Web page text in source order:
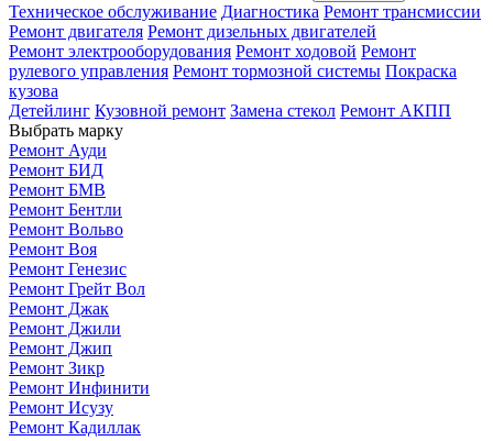
Техническое обслуживание Диагностика Ремонт трансмиссии
Ремонт двигателя Ремонт дизельных двигателей
Ремонт электрооборудования Ремонт ходовой Ремонт
рулевого управления Ремонт тормозной системы Покраска
кузова
Детейлинг Кузовной ремонт Замена стекол Ремонт АКПП
Выбрать марку
Ремонт Ауди
Ремонт БИД
Ремонт БМВ
Ремонт Бентли
Ремонт Вольво
Ремонт Воя
Ремонт Генезис
Ремонт Грейт Вол
Ремонт Джак
Ремонт Джили
Ремонт Джип
Ремонт Зикр
Ремонт Инфинити
Ремонт Исузу
Ремонт Кадиллак